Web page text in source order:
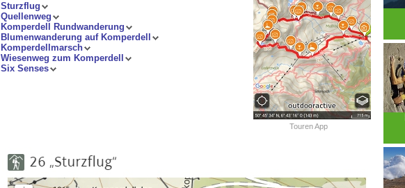
Touren App
Sturzflug
Quellenweg
Komperdell Rundwanderung
Blumenwanderung auf Komperdell
Komperdellmarsch
Wiesenweg zum Komperdell
Six Senses